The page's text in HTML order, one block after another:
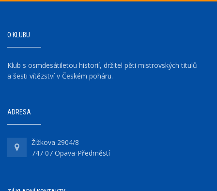
O KLUBU
Klub s osmdesátiletou historií, držitel pěti mistrovských titulů
a šesti vítězství v Českém poháru.
ADRESA
Žižkova 2904/8
747 07 Opava-Předměstí